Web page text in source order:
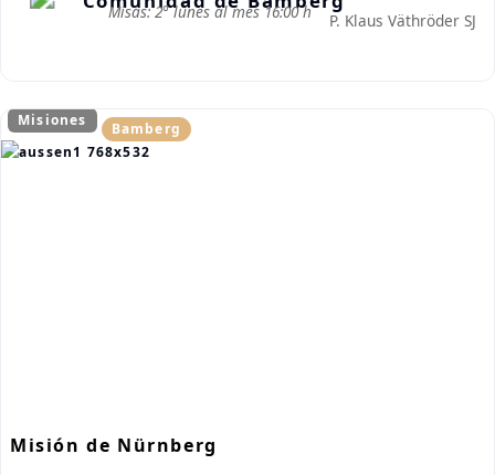
P. Klaus Väthröder SJ
Misas: 2° lunes al mes 16:00 h
Misiones Bamberg
Misión de Nürnberg